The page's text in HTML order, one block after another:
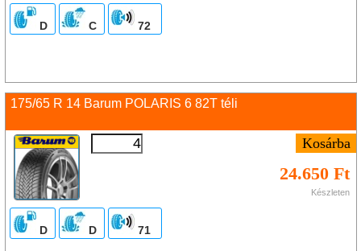
D C 72
175/65 R 14 Barum POLARIS 6 82T téli
24.650 Ft
Készleten
D D 71